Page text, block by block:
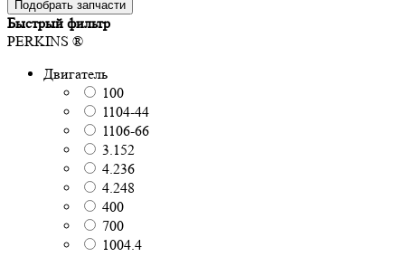
Подобрать запчасти
Быстрый фильтр
PERKINS ®
Двигатель
100
1104-44
1106-66
3.152
4.236
4.248
400
700
1004.4